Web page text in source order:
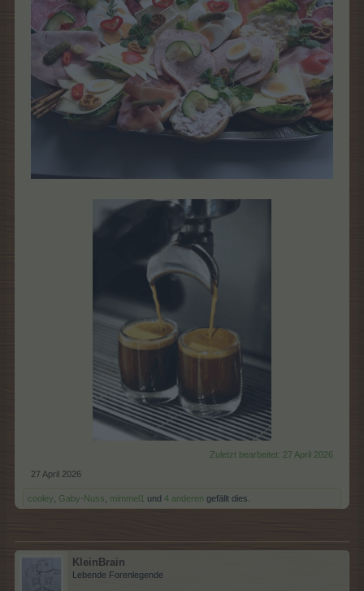
Zuletzt bearbeitet: 27 April 2026
27 April 2026
cooley Gaby-Nuss mimmel1 und 4 anderen gefällt dies.
KleinBrain
Lebende Forenlegende